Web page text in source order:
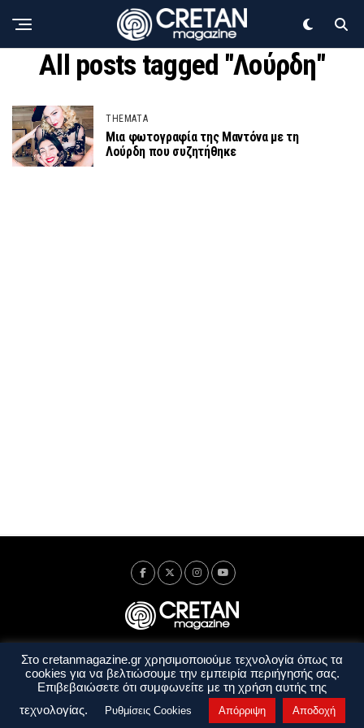
All posts tagged "Λούρδη"
THEMATA
Μια φωτογραφία της Μαντόνα με τη
Λούρδη που συζητήθηκε
Ταυτότητα Πολιτική Απορρήτου
Όροι Χρήσης
Όροι και Προϋποθέσεις
Στο cretanmagazine.gr χρησιμοποιούμε τεχνολογία όπως τα
cookies για να βελτιώσουμε την εμπειρία περιήγησής σας.
Επιβεβαιώσετε ότι συμφωνείτε με τη χρήση αυτής της
τεχνολογίας.
Ρυθμίσεις Cookies Απόρριψη Αποδοχή